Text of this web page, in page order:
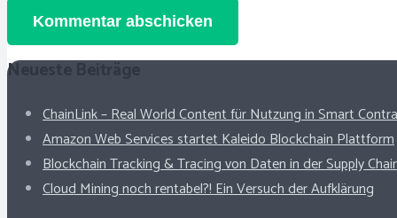
Kommentar abschicken
Neueste Beiträge
ChainLink – Real World Content für Nutzung in Smart
Amazon Web Services startet Kaleido Blockchain Plattform
Blockchain Tracking & Tracing von Daten in der Supply
Cloud Mining noch rentabel?! Ein Versuch der Aufklärung